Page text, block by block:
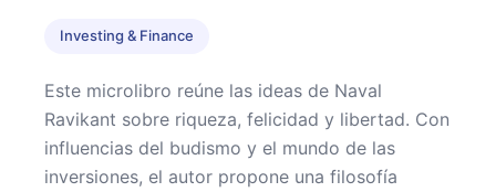
Investing & Finance
Este microlibro reúne las ideas de Naval
Ravikant sobre riqueza, felicidad y libertad. Con
influencias del budismo y el mundo de las
inversiones, el autor propone una filosofía